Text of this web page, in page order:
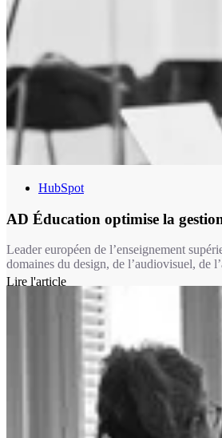
HubSpot
AD Éducation optimise la
Leader européen de l’enseignement
domaines du design, de l’audiovisuel, de
Lire l'article